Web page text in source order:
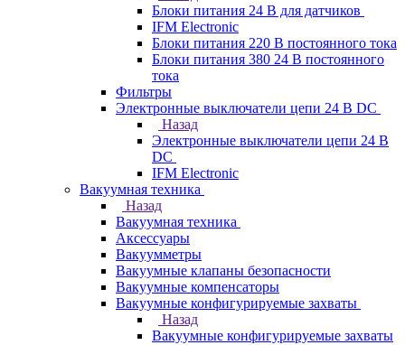
Блоки питания 24 В для датчиков
IFM Electronic
Блоки питания 220 В постоянного тока
Блоки питания 380 24 В постоянного
тока
Фильтры
Электронные выключатели цепи 24 В DC
Назад
Электронные выключатели цепи 24 В
DC
IFM Electronic
Вакуумная техника
Назад
Вакуумная техника
Аксессуары
Вакуумметры
Вакуумные клапаны безопасности
Вакуумные компенсаторы
Вакуумные конфигурируемые захваты
Назад
Вакуумные конфигурируемые захваты